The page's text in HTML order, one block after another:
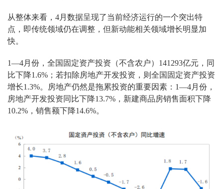
从整体来看，4月数据呈现了当前经济运行的一个突出特
点，即传统领域仍在调整，但新动能相关领域增长明显加
快。
1—4月份，全国固定资产投资（不含农户）141293亿元，同
比下降1.6%；若扣除房地产开发投资，则全国固定资产投资
增长1.3%。房地产仍然是拖累投资的重要因素：1—4月份，
房地产开发投资同比下降13.7%，新建商品房销售面积下降
10.2%，销售额下降14.6%。